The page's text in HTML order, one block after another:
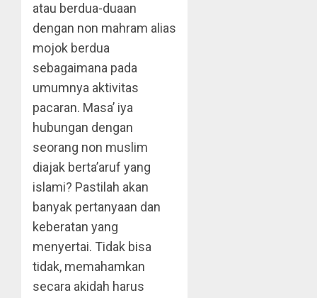
atau berdua-duaan
dengan non mahram alias
mojok berdua
sebagaimana pada
umumnya aktivitas
pacaran. Masa’ iya
hubungan dengan
seorang non muslim
diajak berta’aruf yang
islami? Pastilah akan
banyak pertanyaan dan
keberatan yang
menyertai. Tidak bisa
tidak, memahamkan
secara akidah harus